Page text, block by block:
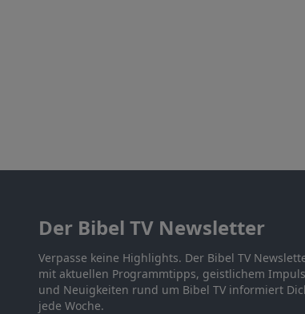
Der Bibel TV Newsletter
Verpasse keine Highlights. Der Bibel TV
mit aktuellen Programmtipps, geistlichem Impuls
und Neuigkeiten rund um Bibel TV informiert
jede Woche.